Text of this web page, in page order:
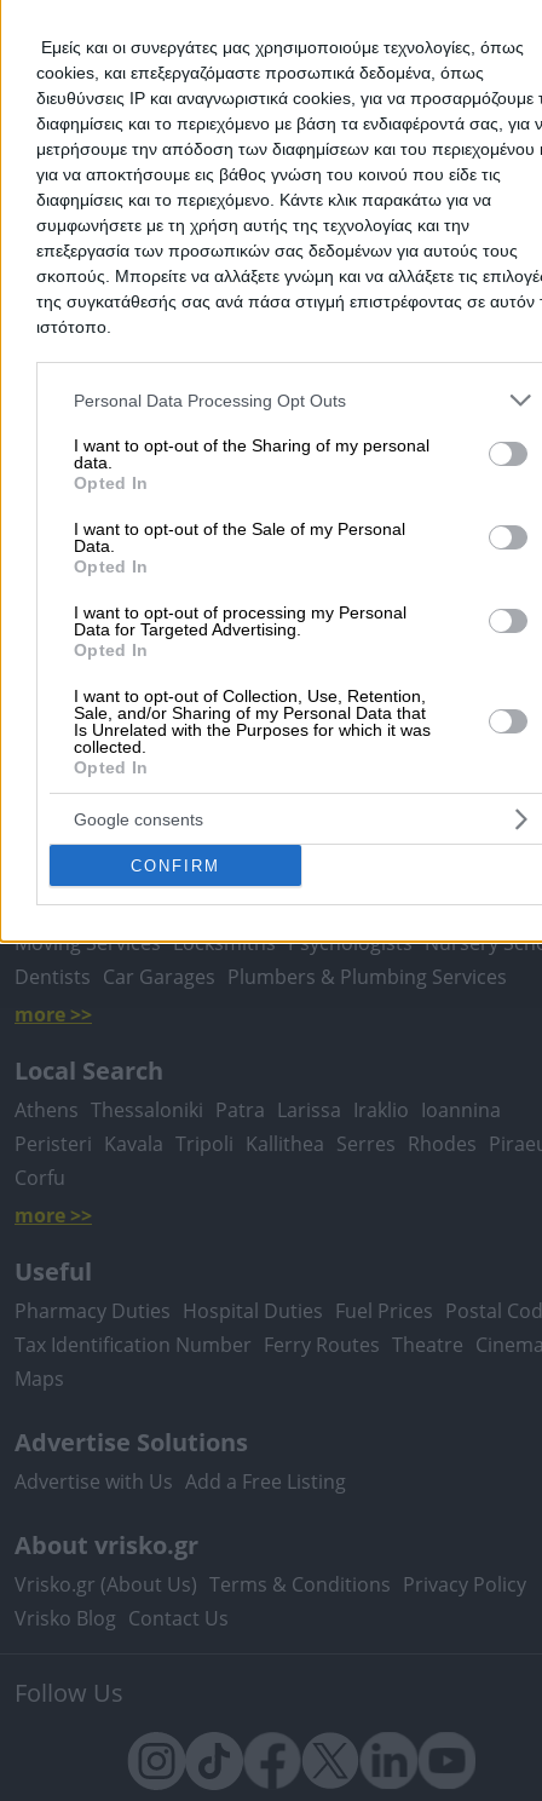
Εμείς και οι συνεργάτες μας χρησιμοποιούμε τεχνολογίες, όπως
cookies, και επεξεργαζόμαστε προσωπικά δεδομένα, όπως
διευθύνσεις IP και αναγνωριστικά cookies, για να προσαρμόζουμε
διαφημίσεις και το περιεχόμενο με βάση τα ενδιαφέροντά σας, για
μετρήσουμε την απόδοση των διαφημίσεων και του περιεχομένου
για να αποκτήσουμε εις βάθος γνώση του κοινού που είδε τις
διαφημίσεις και το περιεχόμενο. Κάντε κλικ παρακάτω για να
συμφωνήσετε με τη χρήση αυτής της τεχνολογίας και την
επεξεργασία των προσωπικών σας δεδομένων για αυτούς τους
σκοπούς. Μπορείτε να αλλάξετε γνώμη και να αλλάξετε τις
της συγκατάθεσής σας ανά πάσα στιγμή επιστρέφοντας σε αυτόν
ιστότοπο.
Please note that this website/app uses one or more Google
and may gather and store information including but not limited to
to Google and its third-party tags to use your data for below
purposes in below Google consent section.
Personal Data Processing Opt Outs
I want to opt-out of the Sharing of my personal
data.
Opted In
I want to opt-out of the Sale of my Personal
Data.
Opted In
I want to opt-out of processing my Personal
Data for Targeted Advertising.
Opted In
I want to opt-out of Collection, Use, Retention,
Sale, and/or Sharing of my Personal Data that
Is Unrelated with the Purposes for which it was
collected.
Opted In
Google consents
CONFIRM
Add a Review
There aren't any reviews yet
This professional has not received any reviews yet. Be the
right choice!
Submit review
Gas Stations
STAIKOS GROUP
Popular Searches
Moving Services Locksmiths Psychologists Nursery
Dentists Car Garages Plumbers & Plumbing Services
more >>
Local Search
Athens Thessaloniki Patra Larissa Iraklio Ioannina
Peristeri Kavala Tripoli Kallithea Serres Rhodes
Corfu
more >>
Useful
Pharmacy Duties Hospital Duties Fuel Prices Postal
Tax Identification Number Ferry Routes Theatre
Maps
Advertise Solutions
Advertise with Us Add a Free Listing
About vrisko.gr
Vrisko.gr (About Us) Terms & Conditions Privacy Policy
Vrisko Blog Contact Us
Follow Us